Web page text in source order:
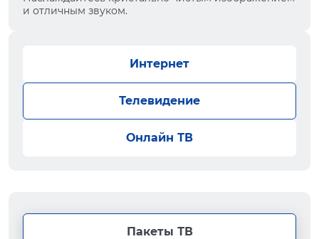
и отличным звуком.
Интернет
Телевидение
Онлайн ТВ
Пакеты ТВ